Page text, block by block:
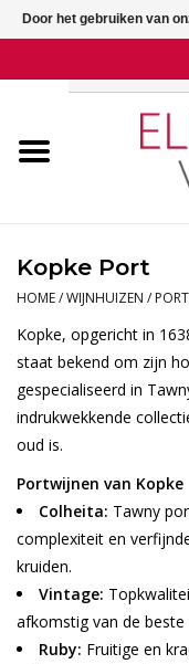
Wijnen
Wijnhuizen
Druif
Wijnaanbiedingen
Contact
Wijnberichten
Kopke Port
HOME/WIJNHUIZEN /
Kopke, opgericht in
staat bekend om zijn
gespecialiseerd in
indrukwekkende
oud is.
Portwijnen van Kopke
Colheita: Tawny
complexiteit en
kruiden.
Vintage:
afkomstig van de beste
Ruby: Fruitige en
Door het gebruiken van